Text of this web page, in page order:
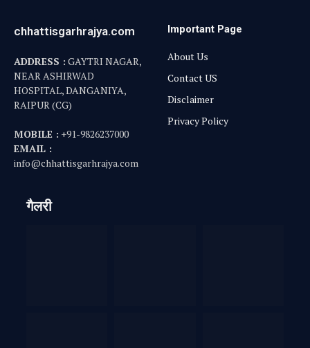
chhattisgarhrajya.com
ADDRESS : GAYTRI NAGAR,
NEAR ASHIRWAD
HOSPITAL, DANGANIYA,
RAIPUR (CG)
MOBILE : +91-9826237000
EMAIL :
info@chhattisgarhrajya.com
Important Page
About Us
Contact US
Disclaimer
Privacy Policy
गैलरी